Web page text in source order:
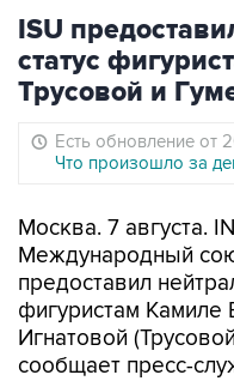
ISU
статус
Трусовой и
Есть обновление от
Что произошло за
Москва. 7 августа.
Международный
предоставил
фигуристам Камиле
Игнатовой
сообщает пресс-